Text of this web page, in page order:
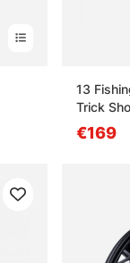
?
à la corrosion ?
13
Trick
€169